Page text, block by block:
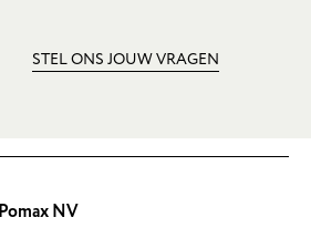
STEL ONS JOUW VRAGEN
Pomax NV